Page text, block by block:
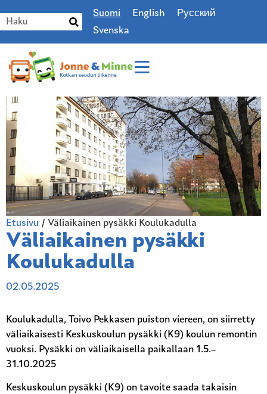
Suomi English
Русский
Svenska
Etusivu / Väliaikainen pysäkki Koulukadulla
Väliaikainen pysäkki
Koulukadulla
02.05.2025
Koulukadulla, Toivo Pekkasen puiston viereen, on siirretty
väliaikaisesti Keskuskoulun pysäkki (K9) koulun remontin
vuoksi. Pysäkki on väliaikaisella paikallaan 1.5.–
31.10.2025
Keskuskoulun pysäkki (K9) on tavoite saada takaisin